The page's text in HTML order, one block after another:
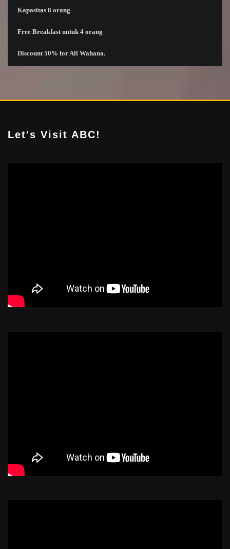
Kapasitas8 orang
Free Breakfast untuk4 orang
Discount 50% for All Wahana.
Let's Visit ABC!